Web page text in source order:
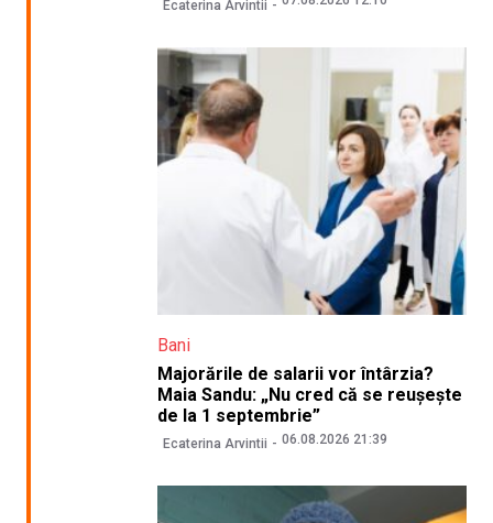
Ecaterina Arvintii
Bani
Majorările de salarii vor întârzia?
Maia Sandu: „Nu cred că se reușește
de la 1 septembrie”
Ecaterina Arvintii 06.08.2026 21:39